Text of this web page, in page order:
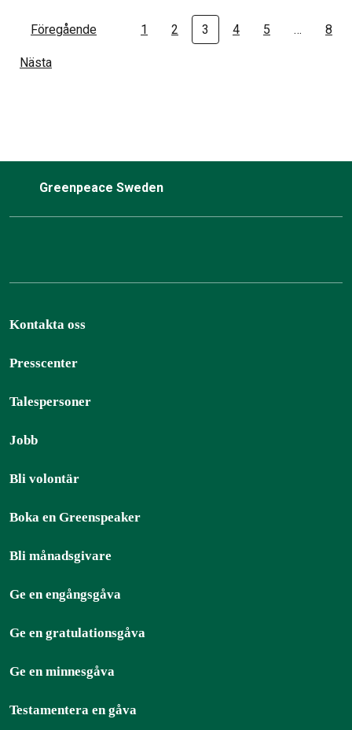
Föregående 1 2 3 4 5 … 8
Nästa
Greenpeace Sweden
Kontakta oss
Presscenter
Talespersoner
Jobb
Bli volontär
Boka en Greenspeaker
Bli månadsgivare
Ge en engångsgåva
Ge en gratulationsgåva
Ge en minnesgåva
Testamentera en gåva